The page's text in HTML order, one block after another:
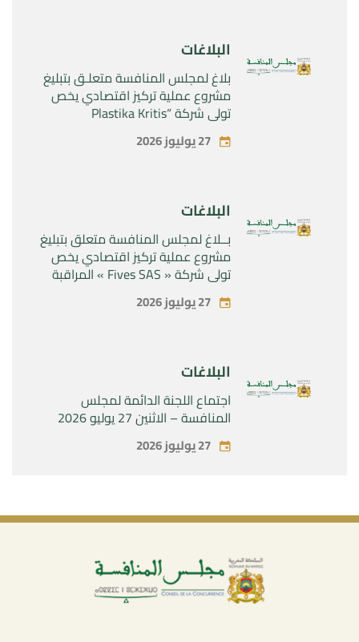
البلاغات
بلاغ لمجلس المنافسة متعلـق بتبليغ
مشروع عملية تركيز اقتصادي يخص
تولي شركة “Plastika Kritis
SA”المراقبة الحصرية لشركة
“Naturplas Industrial SARL” 27 يوليوز 2026
البلاغات
بــلاغ لمجلس المنافسة متعلق بتبليغ
مشروع عملية تركيز اقتصادي يخص
تولي شركة « Fives SAS » المراقبة
SAS »27 يوليوز 2026
البلاغات
اجتماع اللجنة الدائمة لمجلس
المنافسة – الاثنين 27 يوليو 2026
27 يوليوز 2026